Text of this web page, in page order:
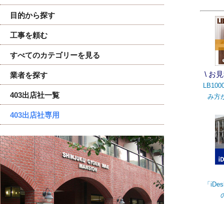
目的から探す
工事を頼む
すべてのカテゴリーを見る
業者を探す
403出店社一覧
403出店社専用
\ お
み方
「